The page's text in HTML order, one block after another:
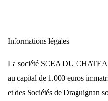
Informations légales
La société SCEA DU
au capital de 1.000 euros
et des Sociétés de Draguignan